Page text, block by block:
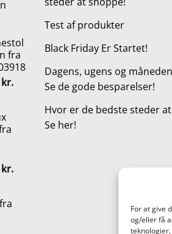
For at give
og/eller få
kr..
kr..
fra
kr.Den
aktuelle
7.999,00 kr..
kr.Den
Test af produkter
Black Friday Er Startet!
Dagens, ugens og
Se de gode besparelser!
Hvor er de bedste steder
Se her!